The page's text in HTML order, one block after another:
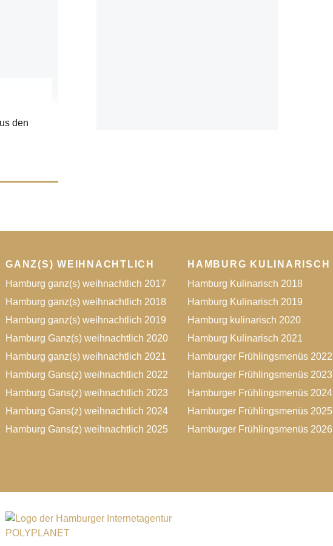
den
GANZ(S) WEIHNACHTLICH
Hamburg ganz(s) weihnachtlich 2017
Hamburg ganz(s) weihnachtlich 2018
Hamburg ganz(s) weihnachtlich 2019
Hamburg Ganz(s) weihnachtlich 2020
Hamburg ganz(s) weihnachtlich 2021
Hamburg Gans(z) weihnachtlich 2022
Hamburg Gans(z) weihnachtlich 2023
Hamburg Gans(z) weihnachtlich 2024
Hamburg Gans(z) weihnachtlich 2025
HAMBURG KULINARISCH
Hamburg Kulinarisch 2018
Hamburg Kulinarisch 2019
Hamburg kulinarisch 2020
Hamburg Kulinarisch 2021
Hamburger Frühlingsmenüs 2022
Hamburger Frühlingsmenüs 2023
Hamburger Frühlingsmenüs 2024
Hamburger Frühlingsmenüs 2025
Hamburger Frühlingsmenüs 2026